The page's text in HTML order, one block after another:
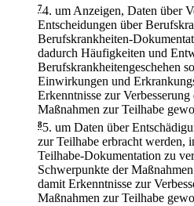
74. um Anzeigen, Daten über
Entscheidungen über
Berufskrankheiten-
dadurch Häufigkeiten und
Berufskrankheitengeschehen
Einwirkungen und
Erkenntnisse zur
Maßnahmen zur Teilhabe
85. um Daten über
zur Teilhabe erbracht werden,
Teilhabe-Dokumentation zu
Schwerpunkte der
damit Erkenntnisse zur
Maßnahmen zur Teilhabe